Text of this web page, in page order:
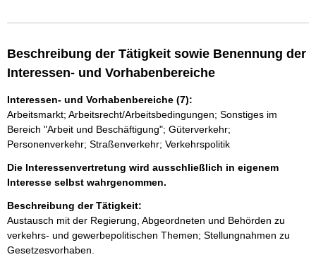
Beschreibung der Tätigkeit sowie Benennung der
Interessen- und Vorhabenbereiche
Interessen- und Vorhabenbereiche (7):
Arbeitsmarkt; Arbeitsrecht/Arbeitsbedingungen; Sonstiges im
Bereich "Arbeit und Beschäftigung"; Güterverkehr;
Personenverkehr; Straßenverkehr; Verkehrspolitik
Die Interessenvertretung wird ausschließlich in eigenem
Interesse selbst wahrgenommen.
Beschreibung der Tätigkeit:
Austausch mit der Regierung, Abgeordneten und Behörden zu
verkehrs- und gewerbepolitischen Themen; Stellungnahmen zu
Gesetzesvorhaben.